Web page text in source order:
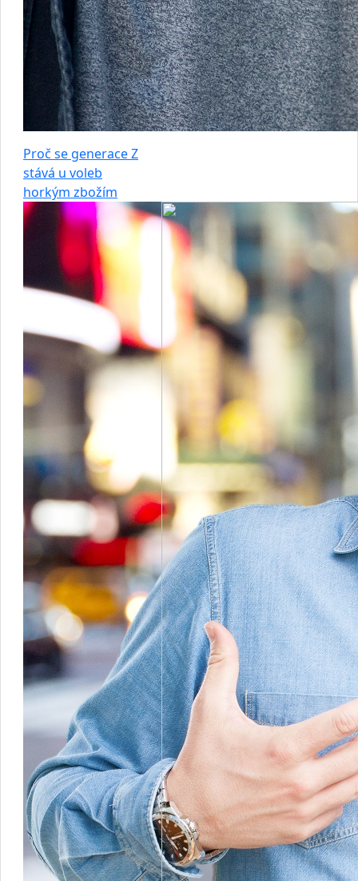
Proč se generace Z
stává u voleb
horkým zbožím